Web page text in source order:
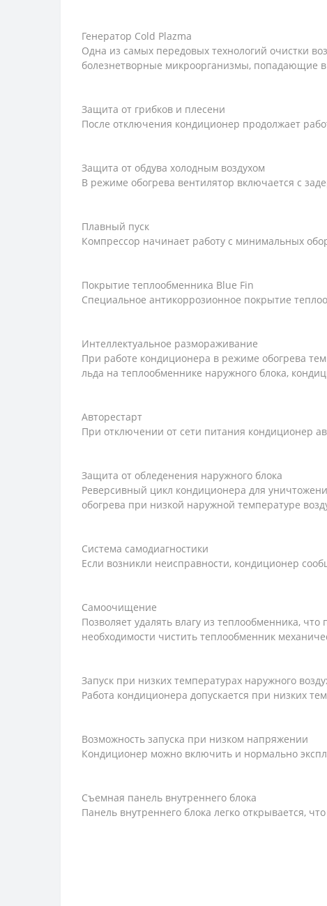
Генератор Cold Plazma
Одна из самых передовых технологий очистки
болезнетворные микроорганизмы, попадающие
Защита от грибков и плесени
После отключения кондиционер продолжает
Защита от обдува холодным воздухом
В режиме обогрева вентилятор включается с
Плавный пуск
Компрессор начинает работу с минимальных
Покрытие теплообменника Blue Fin
Специальное антикоррозионное покрытие
Интеллектуальное размораживание
При работе кондиционера в режиме обогрева
льда на теплообменнике наружного блока,
Авторестарт
При отключении от сети питания кондиционер
Защита от обледенения наружного блока
Реверсивный цикл кондиционера для
обогрева при низкой наружной температуре
Система самодиагностики
Если возникли неисправности, кондиционер
Самоочищение
Позволяет удалять влагу из теплообменника,
необходимости чистить теплообменник
Запуск при низких температурах наружного
Работа кондиционера допускается при низких
Возможность запуска при низком напряжении
Кондиционер можно включить и нормально
Съемная панель внутреннего блока
Панель внутреннего блока легко открывается,